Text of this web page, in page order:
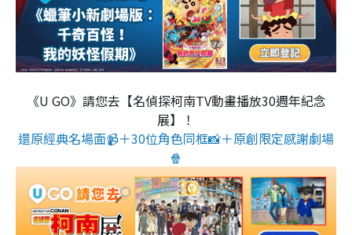
《U GO》請您去【名偵探柯南TV動畫播放30週年紀念
展】！
還原經典名場面📹＋30位角色同框📸＋原創限定感謝劇場
🍿